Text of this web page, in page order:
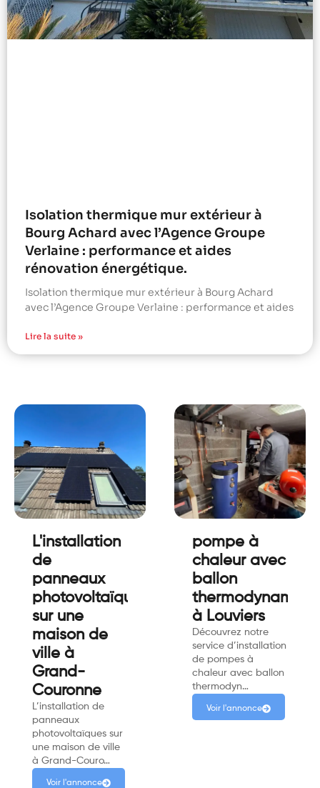
Isolation thermique mur extérieur à
Bourg Achard avec l’Agence Groupe
Verlaine : performance et aides
rénovation énergétique.
Isolation thermique mur extérieur à Bourg Achard
avec l’Agence Groupe Verlaine : performance et aides
Lire la suite »
L'installation
de
panneaux
photovoltaïques
sur une
maison de
ville à
Grand-
Couronne
L’installation de
panneaux
photovoltaïques sur
une maison de ville
à Grand-Couro…
Voir l'annonce
pompe à
chaleur avec
ballon
à Louviers
Découvrez notre
service d’installation
de pompes à
chaleur avec ballon
thermodyn…
Voir l'annonce